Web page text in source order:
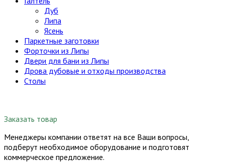
Дуб
Липа
Ясень
Паркетные заготовки
Форточки из Липы
Двери для бани из Липы
Дрова дубовые и отходы производства
Столы
Заказать товар
Менеджеры компании ответят на все Ваши вопросы,
подберут необходимое оборудование и подготовят
коммерческое предложение.